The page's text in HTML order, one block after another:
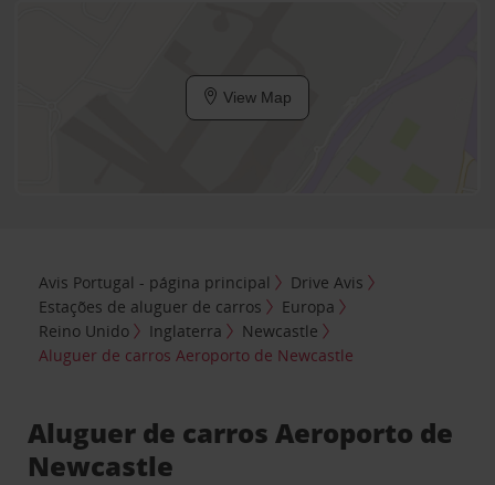
View Map
Avis Portugal - página principal
Drive Avis
Estações de aluguer de carros
Europa
Reino Unido
Inglaterra
Newcastle
Aluguer de carros Aeroporto de Newcastle
Aluguer de carros Aeroporto de
Newcastle